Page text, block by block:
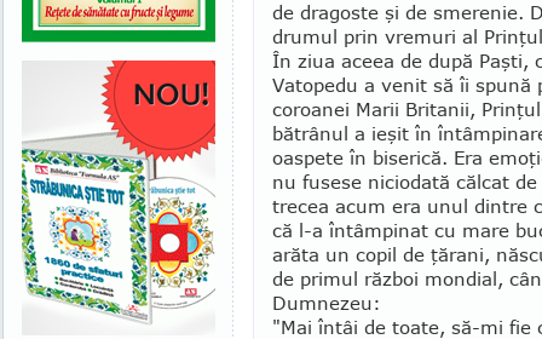
de dragoste şi de smerenie.
dru­mul prin vremuri al
În ziua aceea de după Paşti,
Vatopedu a venit să îi
coroanei Marii Britanii,
bătrânul a ieşit în
oaspete în biserică. Era
nu fusese niciodată călcat
trecea acum era unul dintre
că l-a întâmpinat cu mare
arăta un copil de ţărani,
de pri­mul război mondial,
Dumnezeu:
"Mai întâi de toate, să-mi fie